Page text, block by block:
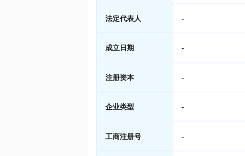
法定代表人 -
成立日期 -
注册资本 -
企业类型 -
工商注册号 -